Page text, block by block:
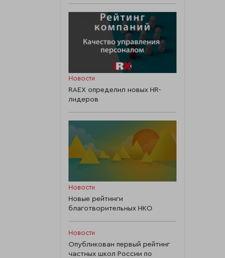
Новости
RAEX определил новых HR-
лидеров
Новости
Новые рейтинги
благотворительных НКО
Новости
Опубликован первый рейтинг
частных школ России по